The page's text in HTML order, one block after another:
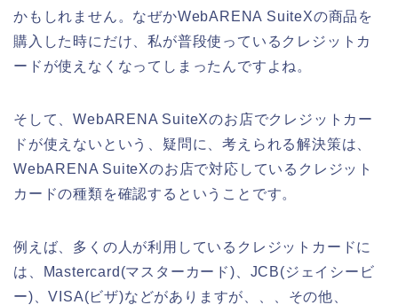
かもしれません。なぜかWebARENA SuiteXの商品を
購入した時にだけ、私が普段使っているクレジットカ
ードが使えなくなってしまったんですよね。
そして、WebARENA SuiteXのお店でクレジットカー
ドが使えないという、疑問に、考えられる解決策は、
WebARENA SuiteXのお店で対応しているクレジット
カードの種類を確認するということです。
例えば、多くの人が利用しているクレジットカードに
は、Mastercard(マスターカード)、JCB(ジェイシービ
ー)、VISA(ビザ)などがありますが、、、その他、